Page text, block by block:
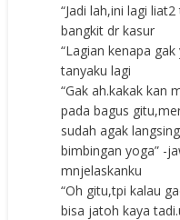
“Jadi lah,ini lagi
bangkit dr kasur
“Lagian kenapa
tanyaku lagi
“Gak ah.kakak kan
pada bagus
sudah agak
bimbingan yoga” -
mnjelaskanku
“Oh gitu,tpi kalau
bisa jatoh kaya